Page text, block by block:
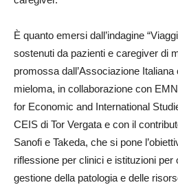
È quanto emersi dall’indagine
sostenuti da pazienti e caregiver di
promossa dall’Associazione
mieloma, in collaborazione con
for Economic and International
CEIS di Tor Vergata e con il
Sanofi e Takeda, che si pone
riflessione per clinici e istituzioni
gestione della patologia e delle